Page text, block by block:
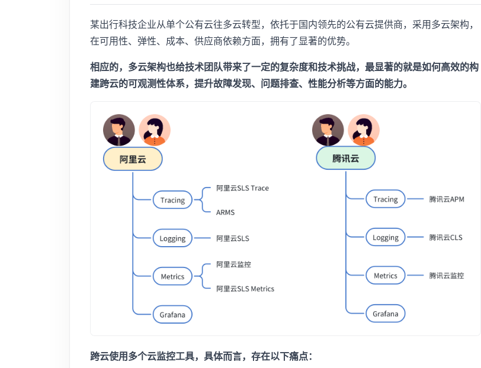
某出行科技企业从单个公有云往多云转型，依托于国内领先的公有云提供商，采用多云架构，
在可用性、弹性、成本、供应商依赖方面，拥有了显著的优势。
相应的，多云架构也给技术团队带来了一定的复杂度和技术挑战，最显著的就是如何高效的构
建跨云的可观测性体系，提升故障发现、问题排查、性能分析等方面的能力。
跨云使用多个云监控工具，具体而言，存在以下痛点：